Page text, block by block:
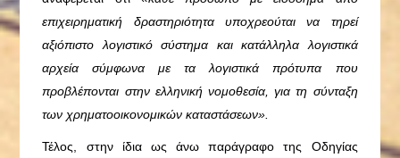
επιχειρηματική δραστηριότητα υποχρεούται να τηρεί
αξιόπιστο λογιστικό σύστημα και κατάλληλα λογιστικά
αρχεία σύμφωνα με τα λογιστικά πρότυπα που
προβλέπονται στην ελληνική νομοθεσία, για τη σύνταξη
των χρηματοοικονομικών καταστάσεων».
Τέλος, στην ίδια ως άνω παράγραφο της Οδηγίας